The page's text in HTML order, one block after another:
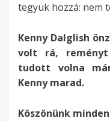
tegyük hozzá: nem
Kenny Dalglish
volt rá,
tudott volna
Kenny marad.
Köszönünk